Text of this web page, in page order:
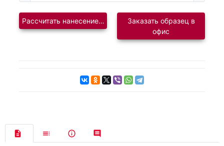
Рассчитать нанесение логотипаЗаказать образец в
офис